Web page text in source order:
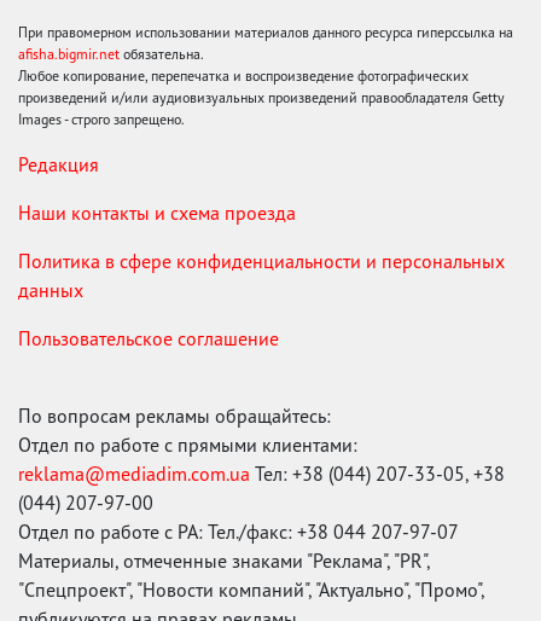
При правомерном использовании материалов данного ресурса гиперссылка на
afisha.bigmir.net обязательна.
Любое копирование, перепечатка и воспроизведение фотографических
произведений и/или аудиовизуальных произведений правообладателя Getty
Images - строго запрещено.
Редакция
Наши контакты и схема проезда
Политика в сфере конфиденциальности и персональных
данных
Пользовательское соглашение
По вопросам рекламы обращайтесь:
Отдел по работе с прямыми клиентами:
reklama@mediadim.com.ua Тел: +38 (044) 207-33-05, +38
(044) 207-97-00
Отдел по работе с РА: Тел./факс: +38 044 207-97-07
Материалы, отмеченные знаками "Реклама", "PR",
"Спецпроект", "Новости компаний", "Актуально", "Промо",